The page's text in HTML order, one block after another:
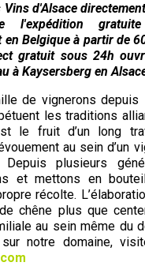
Vins d'Alsace
l'expédition
en Belgique à partir de
gratuit sous 24h
à Kaysersberg en
de vignerons depuis
les traditions
le fruit d’un long
au sein d’un
plusieurs
et mettons en
récolte.
chêne plus que
au sein même du
notre domaine,